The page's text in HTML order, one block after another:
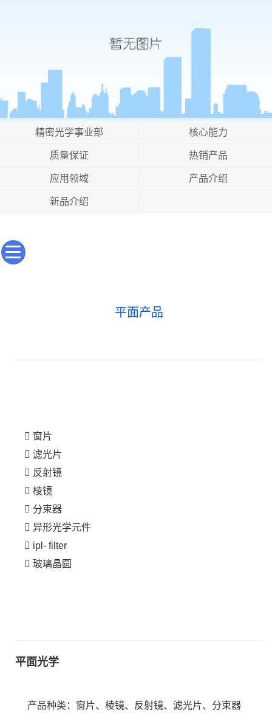
精密光学事业部 核心能力
质量保证 热销产品
应用领域 产品介绍
新品介绍
平面产品
窗片
滤光片
反射镜
棱镜
分束器
异形光学元件
ipl- filter
玻璃晶圆
平面光学
产品种类：窗片、棱镜、反射镜、滤光片、分束器